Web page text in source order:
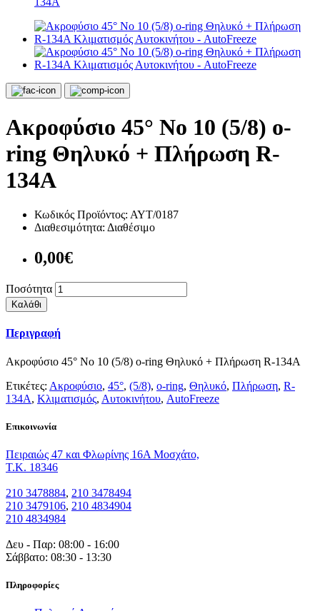
Ακροφύσιο 45° Νο 10 (5/8) o-
ring Θηλυκό + Πλήρωση R-
134A
Κωδικός Προϊόντος: ΑΥΤ/0187
Διαθεσιμότητα: Διαθέσιμο
0,00€
Ποσότητα
Καλάθι
Περιγραφή
Ακροφύσιο 45° Νο 10 (5/8) o-ring Θηλυκό + Πλήρωση R-134A
Ετικέτες: Ακροφύσιο, 45°, (5/8), o-ring, Θηλυκό, Πλήρωση, R-
134A, Κλιματισμός, Αυτοκινήτου, AutoFreeze
Eπικοινωνία
Πειραιώς 47 και Φλωρίνης 16Α Μοσχάτο,
T.K. 18346
210 3478884, 210 3478494
210 3479106, 210 4834904
210 4834984
Δευ - Παρ: 08:00 - 16:00
Σάββατο: 08:30 - 13:30
Πληροφορίες